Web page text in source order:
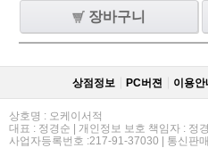
장바구니
상점정보 PC버젼 이용안
상호명 : 오케이서적
대표 : 정경순 | 개인정보 보호 책임자 : 정
사업자등록번호 :217-91-37030 | 통신판